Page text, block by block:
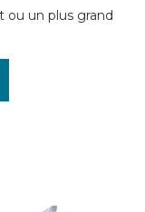
ou un plus grand